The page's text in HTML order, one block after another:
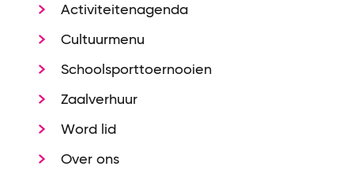
Activiteitenagenda
Cultuurmenu
Schoolsporttoernooien
Zaalverhuur
Word lid
Over ons